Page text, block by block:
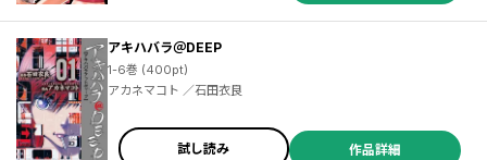
アキハバラ＠DEEP
1-6巻 (400pt)
アカネマコト ／石田衣良
試し読み 作品詳細